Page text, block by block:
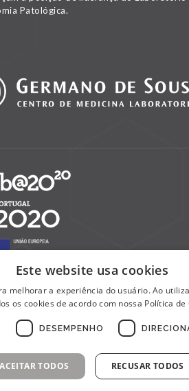
Patológica.
Este website usa cookies
melhorar a experiência do usuário. Ao
os cookies de acordo com nossa Política de
DESEMPENHO
ACEITAR TODOS RECUSAR TODOS